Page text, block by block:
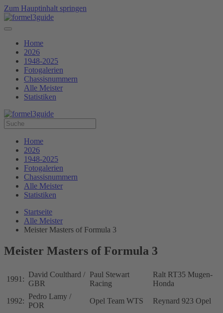
Zum Hauptinhalt springen
Home
2026
1948-2025
Fotogalerien
Chassisnummern
Alle Meister
Statistiken
Home
2026
1948-2025
Fotogalerien
Chassisnummern
Alle Meister
Statistiken
Startseite
Alle Meister
Meister Masters of Formula 3
Meister Masters of Formula 3
1991:
David Coulthard /
GBR
Paul Stewart
Racing
Ralt RT35 Mugen-
Honda
1992:
Pedro Lamy /
POR
Opel Team WTS Reynard 923 Opel